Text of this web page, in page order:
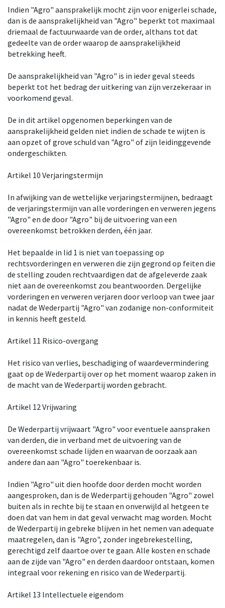
Indien "Agro" aansprakelijk mocht zijn voor enigerlei schade,
dan is de aansprakelijkheid van "Agro" beperkt tot maximaal
driemaal de factuurwaarde van de order, althans tot dat
gedeelte van de order waarop de aansprakelijkheid
betrekking heeft.
De aansprakelijkheid van "Agro" is in ieder geval steeds
beperkt tot het bedrag der uitkering van zijn verzekeraar in
voorkomend geval.
De in dit artikel opgenomen beperkingen van de
aansprakelijkheid gelden niet indien de schade te wijten is
aan opzet of grove schuld van "Agro" of zijn leidinggevende
ondergeschikten.
Artikel 10 Verjaringstermijn
In afwijking van de wettelijke verjaringstermijnen, bedraagt
de verjaringstermijn van alle vorderingen en verweren jegens
"Agro" en de door "Agro" bij de uitvoering van een
overeenkomst betrokken derden, één jaar.
Het bepaalde in lid 1 is niet van toepassing op
rechtsvorderingen en verweren die zijn gegrond op feiten die
de stelling zouden rechtvaardigen dat de afgeleverde zaak
niet aan de overeenkomst zou beantwoorden. Dergelijke
vorderingen en verweren verjaren door verloop van twee jaar
nadat de Wederpartij "Agro" van zodanige non-conformiteit
in kennis heeft gesteld.
Artikel 11 Risico-overgang
Het risico van verlies, beschadiging of waardevermindering
gaat op de Wederpartij over op het moment waarop zaken in
de macht van de Wederpartij worden gebracht.
Artikel 12 Vrijwaring
De Wederpartij vrijwaart "Agro" voor eventuele aanspraken
van derden, die in verband met de uitvoering van de
overeenkomst schade lijden en waarvan de oorzaak aan
andere dan aan "Agro" toerekenbaar is.
Indien "Agro" uit dien hoofde door derden mocht worden
aangesproken, dan is de Wederpartij gehouden "Agro" zowel
buiten als in rechte bij te staan en onverwijld al hetgeen te
doen dat van hem in dat geval verwacht mag worden. Mocht
de Wederpartij in gebreke blijven in het nemen van adequate
maatregelen, dan is "Agro", zonder ingebrekestelling,
gerechtigd zelf daartoe over te gaan. Alle kosten en schade
aan de zijde van "Agro" en derden daardoor ontstaan, komen
integraal voor rekening en risico van de Wederpartij.
Artikel 13 Intellectuele eigendom